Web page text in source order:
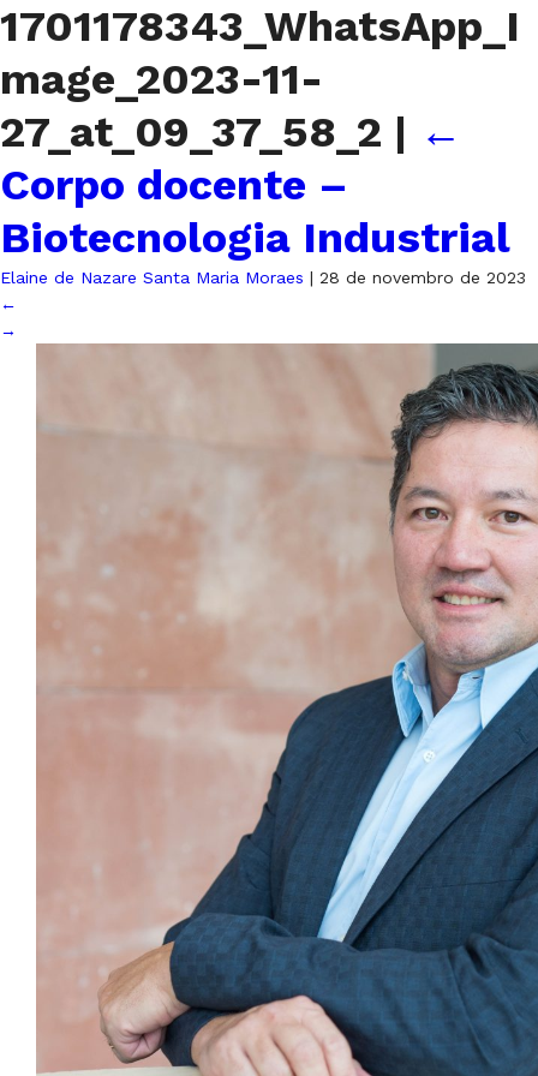
1701178343_WhatsApp_I
mage_2023-11-
27_at_09_37_58_2 | ←
Corpo docente –
Biotecnologia Industrial
Elaine de Nazare Santa Maria Moraes | 28 de novembro de 2023
←
→